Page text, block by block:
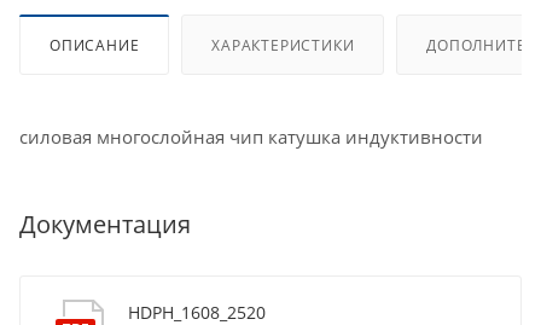
ОПИСАНИЕ ХАРАКТЕРИСТИКИ
силовая многослойная чип катушка индуктивности
Документация
HDPH_1608_2520